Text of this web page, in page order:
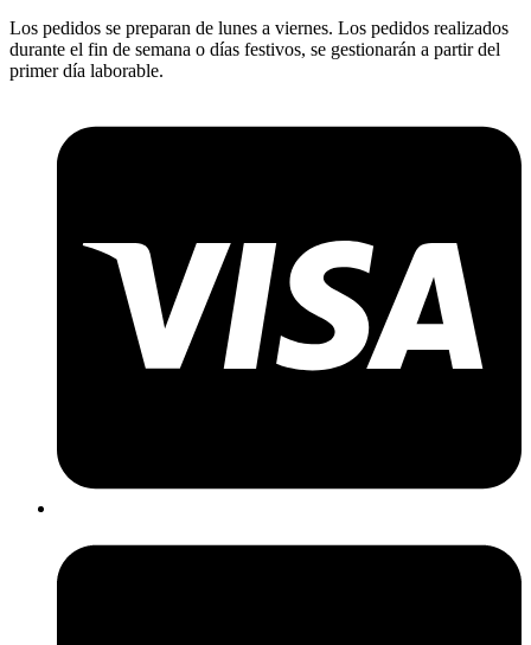
Los pedidos se preparan de lunes a viernes. Los pedidos realizados
durante el fin de semana o días festivos, se gestionarán a partir del
primer día laborable.